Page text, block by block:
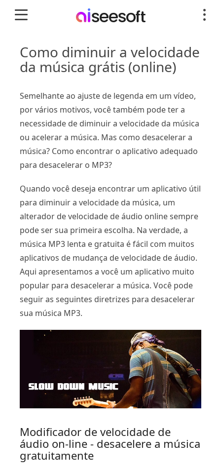
Como diminuir a velocidade
da música grátis (online)
Semelhante ao ajuste de legenda em um vídeo,
por vários motivos, você também pode ter a
necessidade de diminuir a velocidade da música
ou acelerar a música. Mas como desacelerar a
música? Como encontrar o aplicativo adequado
para desacelerar o MP3?
Quando você deseja encontrar um aplicativo útil
para diminuir a velocidade da música, um
alterador de velocidade de áudio online sempre
pode ser sua primeira escolha. Na verdade, a
música MP3 lenta e gratuita é fácil com muitos
aplicativos de mudança de velocidade de áudio.
Aqui apresentamos a você um aplicativo muito
popular para desacelerar a música. Você pode
seguir as seguintes diretrizes para desacelerar
sua música MP3.
Modificador de velocidade de
áudio on-line - desacelere a música
gratuitamente